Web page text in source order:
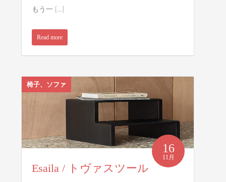
もう一 […]
Read more
椅子、ソファ
16
11月
Esaila / トヴァスツール